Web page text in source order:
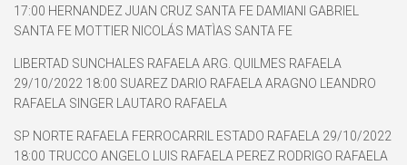
17:00 HERNANDEZ JUAN CRUZ SANTA FE DAMIANI GABRIEL
SANTA FE MOTTIER NICOLÁS MATÌAS SANTA FE
LIBERTAD SUNCHALES RAFAELA ARG. QUILMES RAFAELA
29/10/2022 18:00 SUAREZ DARIO RAFAELA ARAGNO LEANDRO
RAFAELA SINGER LAUTARO RAFAELA
SP NORTE RAFAELA FERROCARRIL ESTADO RAFAELA 29/10/2022
18:00 TRUCCO ANGELO LUIS RAFAELA PEREZ RODRIGO RAFAELA